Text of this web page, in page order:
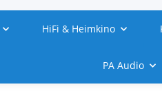
HiFi & Heimkino
PA Audio